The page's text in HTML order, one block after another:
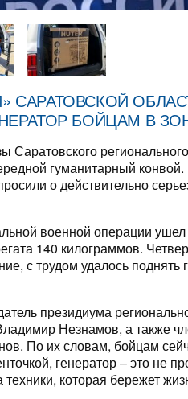
САРАТОВСКОЙ
БОЙЦАМ В
Саратовского
гуманитарный конвой.
о действительно
военной операции
140 килограммов.
с трудом удалось поднять
президиума
Незнамов, а также
По их словам, бойцам
генератор – это не
которая бережет